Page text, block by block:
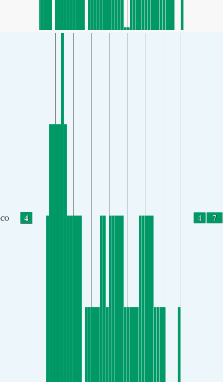
CO 4 4 7